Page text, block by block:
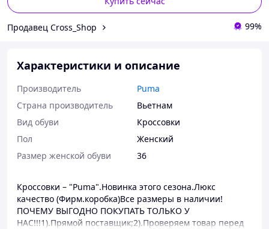
Продавец Cross_Shop 99%
Характеристики и описание
Производитель
Puma
Страна производитель
Вьетнам
Вид обуви
Кроссовки
Пол
Женский
Размер женской обуви
36
Кроссовки – "Puma".Новинка этого сезона.Люкс
качество (Фирм.коробка)Все размеры в наличии!
ПОЧЕМУ ВЫГОДНО ПОКУПАТЬ ТОЛЬКО У
НАС!!!1).Прямой поставщик;2).Проверяем товар перед